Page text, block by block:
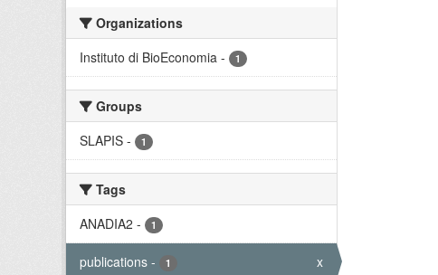
Organizations
Instituto di BioEconomia - 1
Groups
SLAPIS - 1
Tags
ANADIA2 - 1
publications - 1 x